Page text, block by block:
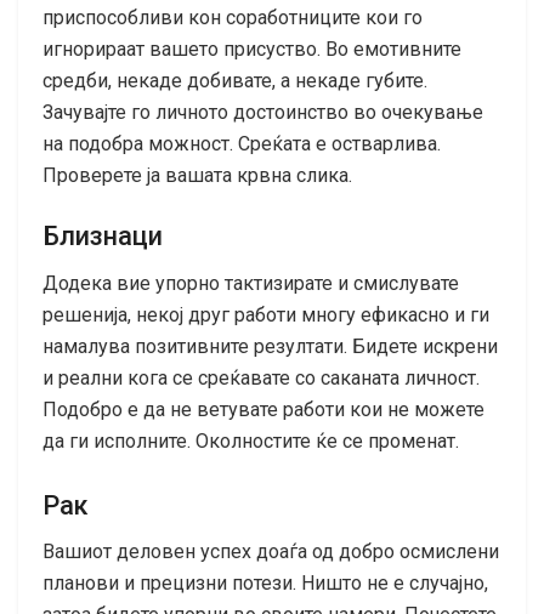
приспособливи кон соработниците кои го
игнорираат вашето присуство. Во емотивните
средби, некаде добивате, а некаде губите.
Зачувајте го личното достоинство во очекување
на подобра можност. Среќата е остварлива.
Проверете ја вашата крвна слика.
Близнаци
Додека вие упорно тактизирате и смислувате
решенија, некој друг работи многу ефикасно и ги
намалува позитивните резултати. Бидете искрени
и реални кога се среќавате со саканата личност.
Подобро е да не ветувате работи кои не можете
да ги исполните. Околностите ќе се променат.
Рак
Вашиот деловен успех доаѓа од добро осмислени
планови и прецизни потези. Ништо не е случајно,